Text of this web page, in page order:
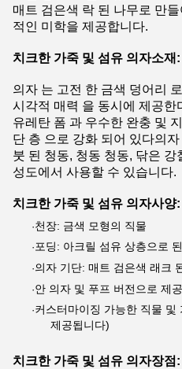
매트 검은색 락 된 나무로 만
적인 미학을 제공합니다.
치크한 가죽 및 섬유 의자소재:
의자 는 고전 한 금색 덩어리
시각적 매력 을 동시에 제공한
유레탄 폼 과 우수한 완충 및
단 층 으로 강화 되어 있다의
붓 된 청동, 청동 청동, 닦은
성도에서 사용할 수 있습니다.
치크한 가죽 및 섬유 의자사양:
·천장: 금색 모형의 직물
·포딩: 아크릴 섬유 상층으로
·의자 기단: 매트 검은색 래크
·안 의자 및 푸프 버전으로 제
·커스터마이징 가능한 직물
제공됩니다)
치크한 가죽 및 섬유 의자장점: